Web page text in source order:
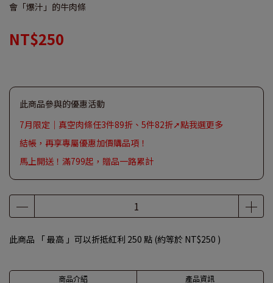
會「爆汁」的牛肉條
NT$250
此商品參與的優惠活動
7月限定｜真空肉條任3件89折、5件82折➚點我選更多
結帳，再享專屬優惠加價購品項！
馬上開送！滿799起，贈品一路累計
此商品 「 最高 」可以折抵紅利 250 點 (約等於 NT$250 )
商品介紹 產品資訊